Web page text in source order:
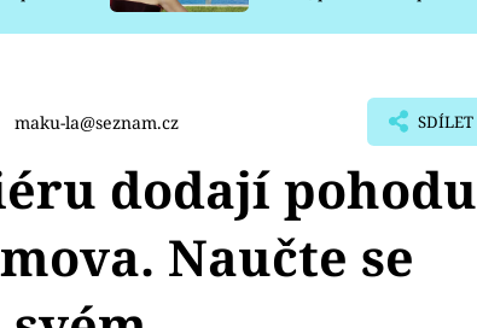
maku-la@seznam.cz SDÍLET
dodají pohodu
Naučte se